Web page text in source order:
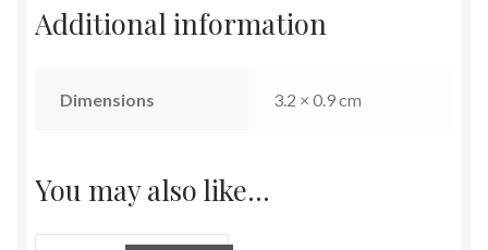
Additional information
Dimensions 3.2 × 0.9 cm
You may also like…